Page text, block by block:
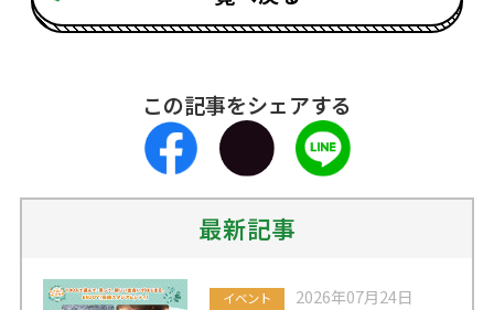
この記事をシェアする
最新記事
イベント 2026年07月24日